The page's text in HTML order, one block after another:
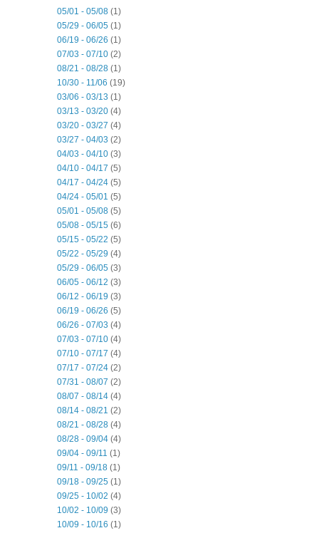
05/01 - 05/08 (1)
05/29 - 06/05 (1)
06/19 - 06/26 (1)
07/03 - 07/10 (2)
08/21 - 08/28 (1)
10/30 - 11/06 (19)
03/06 - 03/13 (1)
03/13 - 03/20 (4)
03/20 - 03/27 (4)
03/27 - 04/03 (2)
04/03 - 04/10 (3)
04/10 - 04/17 (5)
04/17 - 04/24 (5)
04/24 - 05/01 (5)
05/01 - 05/08 (5)
05/08 - 05/15 (6)
05/15 - 05/22 (5)
05/22 - 05/29 (4)
05/29 - 06/05 (3)
06/05 - 06/12 (3)
06/12 - 06/19 (3)
06/19 - 06/26 (5)
06/26 - 07/03 (4)
07/03 - 07/10 (4)
07/10 - 07/17 (4)
07/17 - 07/24 (2)
07/31 - 08/07 (2)
08/07 - 08/14 (4)
08/14 - 08/21 (2)
08/21 - 08/28 (4)
08/28 - 09/04 (4)
09/04 - 09/11 (1)
09/11 - 09/18 (1)
09/18 - 09/25 (1)
09/25 - 10/02 (4)
10/02 - 10/09 (3)
10/09 - 10/16 (1)